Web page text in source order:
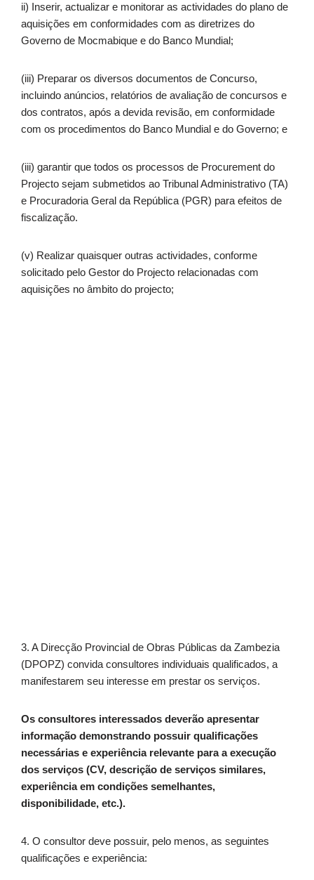
ii) Inserir, actualizar e monitorar as actividades do plano de
aquisições em conformidades com as diretrizes do
Governo de Mocmabique e do Banco Mundial;
(iii) Preparar os diversos documentos de Concurso,
incluindo anúncios, relatórios de avaliação de concursos e
dos contratos, após a devida revisão, em conformidade
com os procedimentos do Banco Mundial e do Governo; e
(iii) garantir que todos os processos de Procurement do
Projecto sejam submetidos ao Tribunal Administrativo (TA)
e Procuradoria Geral da República (PGR) para efeitos de
fiscalização.
(v) Realizar quaisquer outras actividades, conforme
solicitado pelo Gestor do Projecto relacionadas com
aquisições no âmbito do projecto;
3. A Direcção Provincial de Obras Públicas da Zambezia
(DPOPZ) convida consultores individuais qualificados, a
manifestarem seu interesse em prestar os serviços.
Os consultores interessados deverão apresentar
informação demonstrando possuir qualificações
necessárias e experiência relevante para a execução
dos serviços (CV, descrição de serviços similares,
experiência em condições semelhantes,
disponibilidade, etc.).
4. O consultor deve possuir, pelo menos, as seguintes
qualificações e experiência: